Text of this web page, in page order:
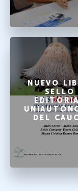
NUEVO
SELLO
DEL